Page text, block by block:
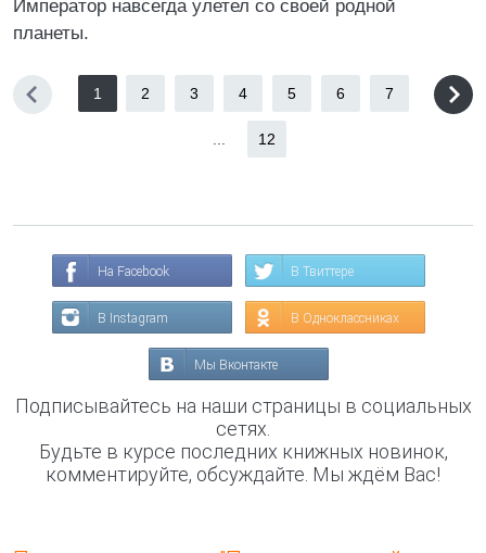
Император навсегда улетел со своей родной
планеты.
1 2 3 4 5 6 7
12
На Facebook В Твиттере
В Instagram В Одноклассниках
Мы Вконтакте
Подписывайтесь на наши страницы в социальных
сетях.
Будьте в курсе последних книжных новинок,
комментируйте, обсуждайте. Мы ждём Вас!